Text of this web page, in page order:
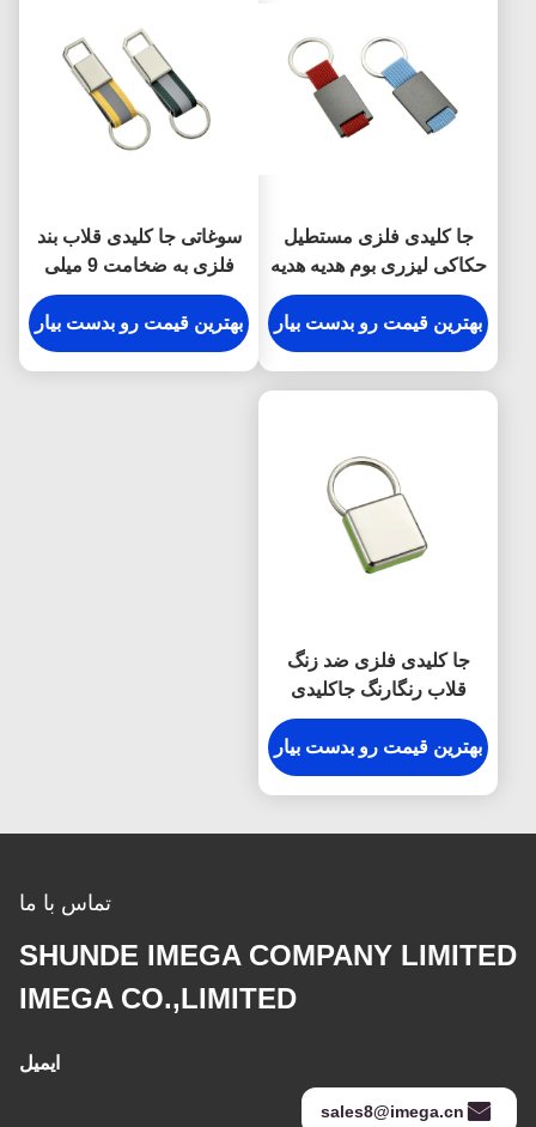
جا کلیدی فلزی مستطیل
حکاکی لیزری بوم هدیه هدیه
بهترین قیمت رو بدست بیار
سوغاتی جا کلیدی قلاب بند
فلزی به ضخامت 9 میلی
متر
بهترین قیمت رو بدست بیار
جا کلیدی فلزی ضد زنگ
قلاب رنگارنگ جاکلیدی
مربعی پلاستیکی
بهترین قیمت رو بدست بیار
تماس با ما
SHUNDE IMEGA COMPANY LIMITED
IMEGA CO.,LIMITED
ایمیل
sales8@imega.cn